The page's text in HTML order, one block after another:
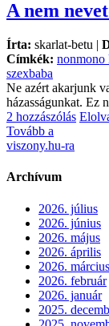
A nem
Írta: skarlat-betu |
Címkék: nonmono
szexbaba
Ne azért akarjunk
házasságunkat. Ez
2 hozzászólás
Tovább a
viszony.hu-ra
Archívum
2026. július
2026. június
2026. május
2026. április
2026. március
2026. február
2026. január
2025.